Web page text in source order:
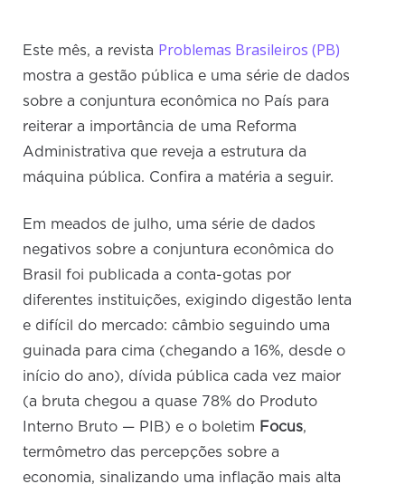
Este mês, a revista Problemas Brasileiros (PB)
mostra a gestão pública e uma série de dados
sobre a conjuntura econômica no País para
reiterar a importância de uma Reforma
Administrativa que reveja a estrutura da
máquina pública. Confira a matéria a seguir.
Em meados de julho, uma série de dados
negativos sobre a conjuntura econômica do
Brasil foi publicada a conta-gotas por
diferentes instituições, exigindo digestão lenta
e difícil do mercado: câmbio seguindo uma
guinada para cima (chegando a 16%, desde o
início do ano), dívida pública cada vez maior
(a bruta chegou a quase 78% do Produto
Interno Bruto — PIB) e o boletim Focus,
termômetro das percepções sobre a
economia, sinalizando uma inflação mais alta